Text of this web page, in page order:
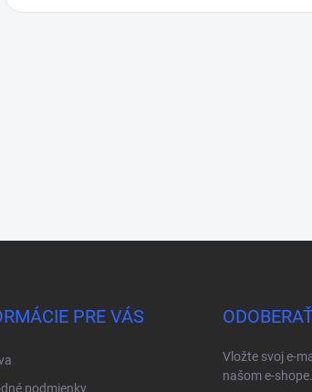
PRE VÁS
podmienky
Vložte svoj e-
našom e-shope.